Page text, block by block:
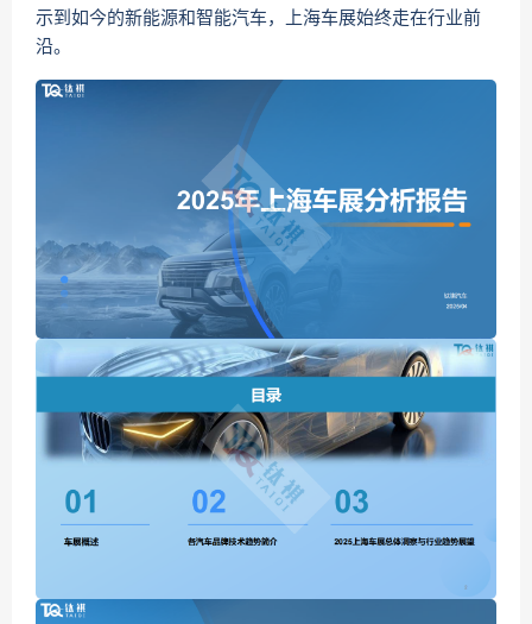
示到如今的新能源和智能汽车，上海车展始终走在行业前
沿。